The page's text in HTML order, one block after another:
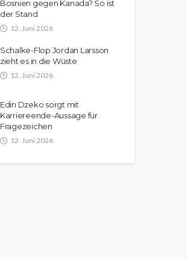
Bosnien gegen Kanada? So ist
der Stand
12. Juni 2026
Schalke-Flop Jordan Larsson
zieht es in die Wüste
12. Juni 2026
Edin Dzeko sorgt mit
Karriereende-Aussage für
Fragezeichen
12. Juni 2026